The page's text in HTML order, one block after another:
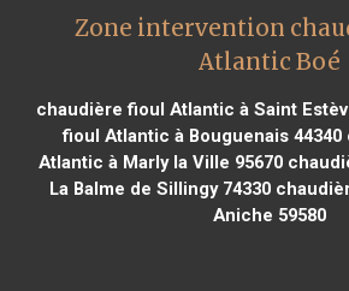
Zone intervention
Atlantic Boé
chaudière fioul Atlantic à Saint
fioul Atlantic à Bouguenais 44340
Atlantic à Marly la Ville 95670
La Balme de Sillingy 74330
Aniche 59580